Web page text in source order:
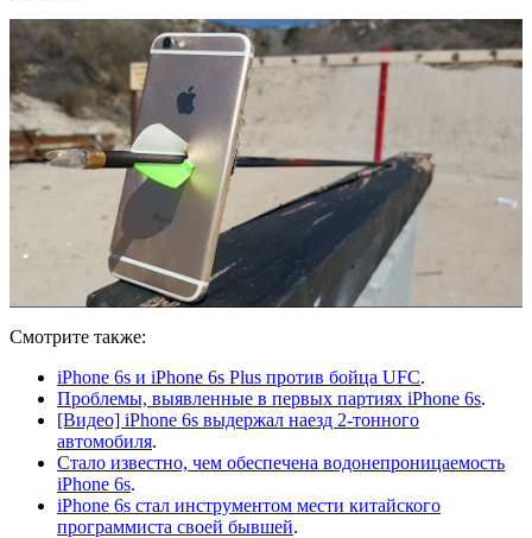
Смотрите также:
iPhone 6s и iPhone 6s Plus против бойца UFC.
Проблемы, выявленные в первых партиях iPhone 6s.
[Видео] iPhone 6s выдержал наезд 2-тонного
автомобиля.
Стало известно, чем обеспечена водонепроницаемость
iPhone 6s.
iPhone 6s стал инструментом мести китайского
программиста своей бывшей.